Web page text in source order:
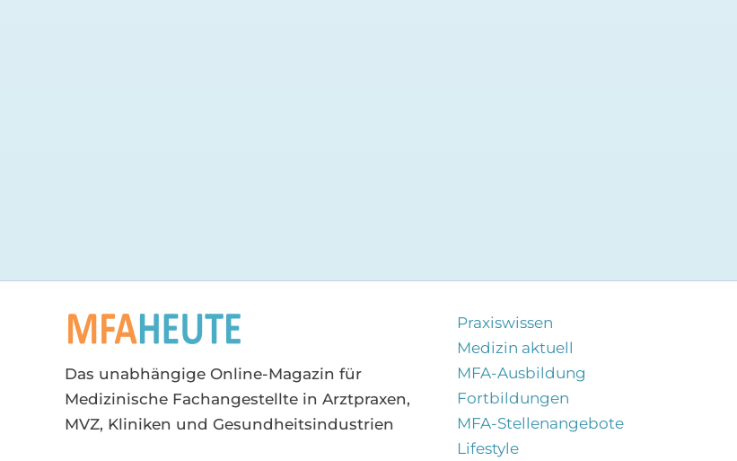
Das unabhängige Online-Magazin für
Medizinische Fachangestellte in Arztpraxen,
MVZ, Kliniken und Gesundheitsindustrien
Praxiswissen
Medizin aktuell
MFA-Ausbildung
Fortbildungen
MFA-Stellenangebote
Lifestyle